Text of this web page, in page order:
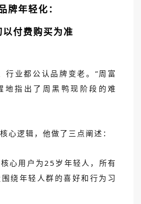
牌年轻化：
以付费购买为准
行业都公认品牌变老。”周富
地指出了周黑鸭现阶段的难
心逻辑，他做了三点阐述：
心用户为25岁年轻人，所有
绕年轻人群的喜好和行为习